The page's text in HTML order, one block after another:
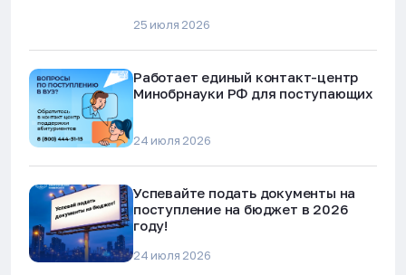
25 июля 2026
Работает единый контакт-центр
Минобрнауки РФ для поступающих
24 июля 2026
Успевайте подать документы на
поступление на бюджет в 2026
году!
24 июля 2026